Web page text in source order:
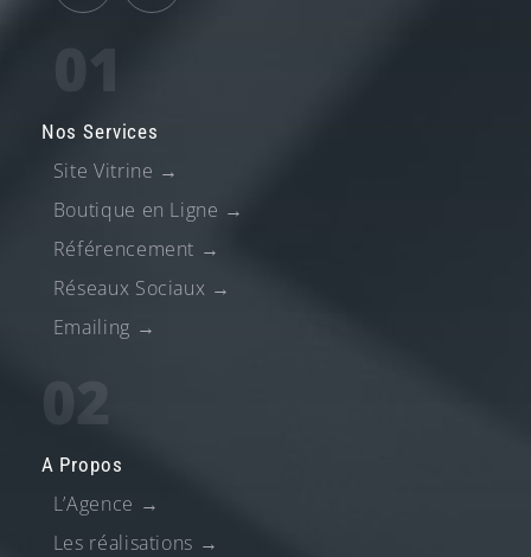
01
Nos Services
Site Vitrine →
Boutique en Ligne →
Référencement →
Réseaux Sociaux →
Emailing →
02
A Propos
L’Agence →
Les réalisations →